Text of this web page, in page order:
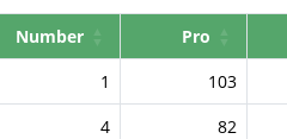
Number Pro
1 103
4 82